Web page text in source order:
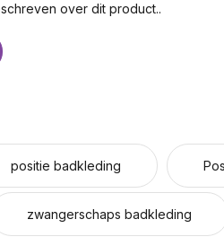
over dit product..
positie badkleding
zwangerschaps badkleding